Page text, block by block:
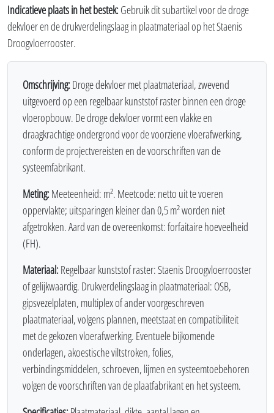
Indicatieve plaats in het bestek:Gebruik dit subartikel voor de droge
dekvloer en de drukverdelingslaag in plaatmateriaal op het Staenis
Droogvloerrooster.
Omschrijving:Droge dekvloer met plaatmateriaal, zwevend
uitgevoerd op een regelbaar kunststof raster binnen een droge
vloeropbouw. De droge dekvloer vormt een vlakke en
draagkrachtige ondergrond voor de voorziene vloerafwerking,
conform de projectvereisten en de voorschriften van de
systeemfabrikant.
Meting:Meeteenheid: m². Meetcode: netto uit te voeren
oppervlakte; uitsparingen kleiner dan 0,5 m² worden niet
afgetrokken. Aard van de overeenkomst: forfaitaire hoeveelheid
(FH).
Materiaal:Regelbaar kunststof raster: Staenis Droogvloerrooster
of gelijkwaardig. Drukverdelingslaag in plaatmateriaal: OSB,
gipsvezelplaten, multiplex of ander voorgeschreven
plaatmateriaal, volgens plannen, meetstaat en compatibiliteit
met de gekozen vloerafwerking. Eventuele bijkomende
onderlagen, akoestische viltstroken, folies,
verbindingsmiddelen, schroeven, lijmen en systeemtoebehoren
volgen de voorschriften van de plaatfabrikant en het systeem.